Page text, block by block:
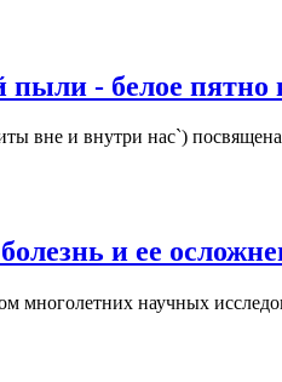
- белое пятно
вне и внутри нас`)
и ее
многолетних научных